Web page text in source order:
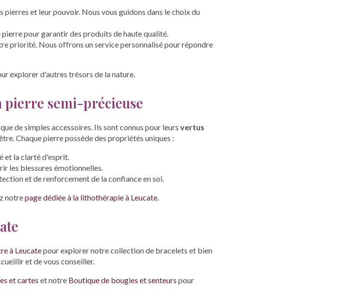
pierres et leur pouvoir. Nous vous guidons dans le choix du
pour garantir des produits de haute qualité.
priorité. Nous offrons un service personnalisé pour répondre
explorer d'autres trésors de la nature.
pierre semi-précieuse
de simples accessoires. Ils sont connus pour leurs vertus
Chaque pierre possède des propriétés uniques :
et la clarté d'esprit.
les blessures émotionnelles.
et de renforcement de la confiance en soi.
notrepage dédiée à la lithothérapie à Leucate.
à Leucatepour explorer notre collection de bracelets et bien
et de vous conseiller.
et cartes et notre Boutique de bougies et senteurs pour